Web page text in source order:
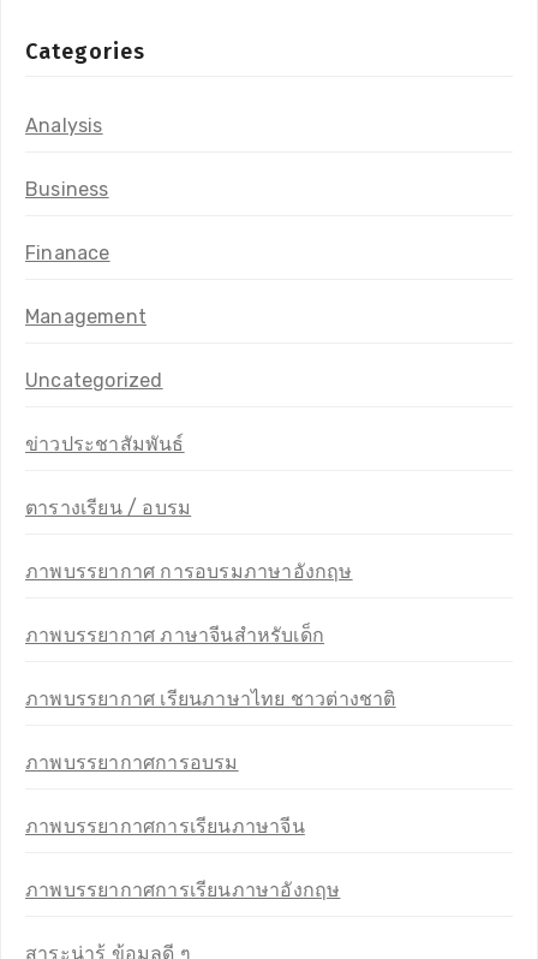
Categories
Analysis
Business
Finanace
Management
Uncategorized
ข่าวประชาสัมพันธ์
ตารางเรียน / อบรม
ภาพบรรยากาศ การอบรมภาษาอังกฤษ
ภาพบรรยากาศ ภาษาจีนสำหรับเด็ก
ภาพบรรยากาศ เรียนภาษาไทย ชาวต่างชาติ
ภาพบรรยากาศการอบรม
ภาพบรรยากาศการเรียนภาษาจีน
ภาพบรรยากาศการเรียนภาษาอังกฤษ
สาระน่ารู้ ข้อมูลดี ๆ